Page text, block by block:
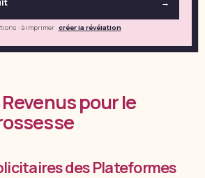
→
· à imprimer·créer la révélation
pour le
des Plateformes